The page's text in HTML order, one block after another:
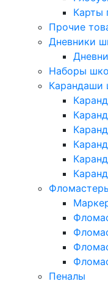
Карты
Прочие
Дневники
Наборы
Карандаши
Пеналы